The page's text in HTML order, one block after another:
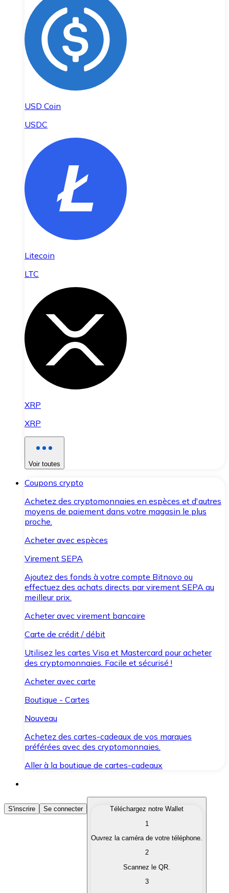
USD Coin
USDC
Litecoin
LTC
XRP
XRP
Voir toutes
Coupons crypto
Achetez des cryptomonnaies en espèces et d'autres
moyens de paiement dans votre magasin le plus
proche.
Acheter avec espèces
Virement SEPA
Ajoutez des fonds à votre compte Bitnovo ou
effectuez des achats directs par virement SEPA au
meilleur prix.
Acheter avec virement bancaire
Carte de crédit / débit
Utilisez les cartes Visa et Mastercard pour acheter
des cryptomonnaies. Facile et sécurisé !
Acheter avec carte
Boutique - Cartes
Nouveau
Achetez des cartes-cadeaux de vos marques
préférées avec des cryptomonnaies.
Aller à la boutique de cartes-cadeaux
Acheter des Cryptomonnaies
Achetez les cryptomonnaies qui vous intéressent
Convertissez vos cryptomonnaies en monnaie
S'inscrire Se connecter
Téléchargez notre Wallet
1
Ouvrez la caméra de votre téléphone.
2
Scannez le QR.
3